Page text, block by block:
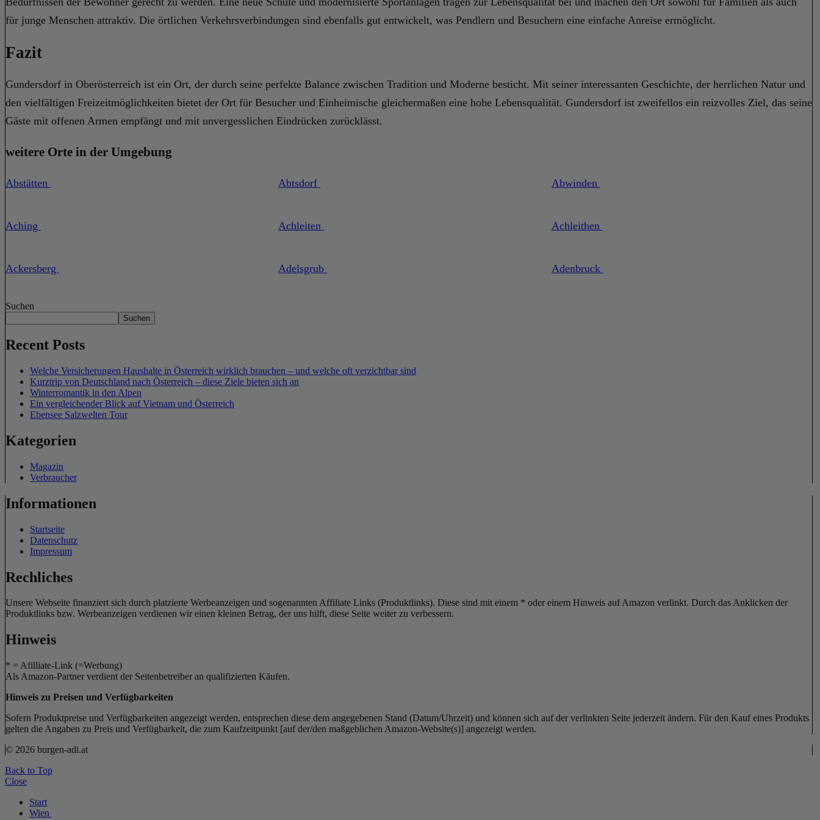
für junge Menschen attraktiv. Die örtlichen Verkehrsverbindungen sind ebenfalls gut entwickelt, was Pendlern und Besuchern eine einfache Anreise ermöglicht.
Fazit
Gundersdorf in Oberösterreich ist ein Ort, der durch seine perfekte Balance zwischen Tradition und Moderne besticht. Mit seiner interessanten Geschichte, der herrlichen Natur und
den vielfältigen Freizeitmöglichkeiten bietet der Ort für Besucher und Einheimische gleichermaßen eine hohe Lebensqualität. Gundersdorf ist zweifellos ein reizvolles Ziel, das seine
Gäste mit offenen Armen empfängt und mit unvergesslichen Eindrücken zurücklässt.
weitere Orte in der Umgebung
Abstätten Abtsdorf Abwinden
Aching Achleiten Achleithen
Ackersberg Adelsgrub Adenbruck
Suchen
Suchen
Recent Posts
Welche Versicherungen Haushalte in Österreich wirklich brauchen – und welche oft verzichtbar sind
Kurztrip von Deutschland nach Österreich – diese Ziele bieten sich an
Winterromantik in den Alpen
Ein vergleichender Blick auf Vietnam und Österreich
Ebensee Salzwelten Tour
Kategorien
Magazin
Verbraucher
Informationen
Startseite
Datenschutz
Impressum
Rechliches
Unsere Webseite finanziert sich durch platzierte Werbeanzeigen und sogenannten Affiliate Links (Produktlinks). Diese sind mit einem * oder einem Hinweis auf Amazon verlinkt. Durch das Anklicken der
Produktlinks bzw. Werbeanzeigen verdienen wir einen kleinen Betrag, der uns hilft, diese Seite weiter zu verbessern.
Hinweis
* = Afilliate-Link (=Werbung)
Als Amazon-Partner verdient der Seitenbetreiber an qualifizierten Käufen.
Hinweis zu Preisen und Verfügbarkeiten
Sofern Produktpreise und Verfügbarkeiten angezeigt werden, entsprechen diese dem angegebenen Stand (Datum/Uhrzeit) und können sich auf der verlinkten Seite jederzeit ändern. Für den Kauf eines Produkts
gelten die Angaben zu Preis und Verfügbarkeit, die zum Kaufzeitpunkt [auf der/den maßgeblichen Amazon-Website(s)] angezeigt werden.
© 2026 burgen-adi.at
Back to Top
Close
Start
Wien